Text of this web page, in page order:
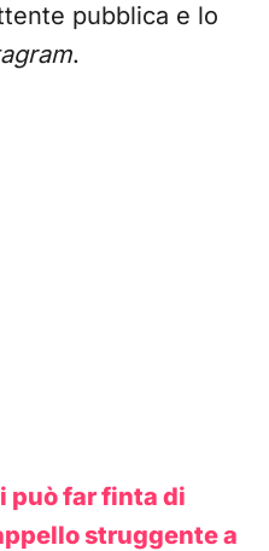
pubblica e lo
.
può far finta di
struggente a